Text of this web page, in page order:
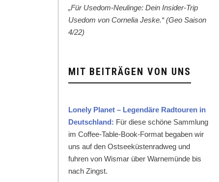
„Für Use­dom-Neulinge: Dein Insid­er-Trip
Use­dom von Cor­nelia Jeske.“ (Geo Sai­son
4/22)
MIT BEITRÄGEN VON UNS
Lone­ly Plan­et – Leg­endäre Rad­touren in
Deutsch­land: Für diese schöne Samm­lung
im Cof­fee-Table-Book-For­mat begaben wir
uns auf den Ost­seeküsten­rad­weg und
fuhren von Wis­mar über Warnemünde bis
nach Zingst.